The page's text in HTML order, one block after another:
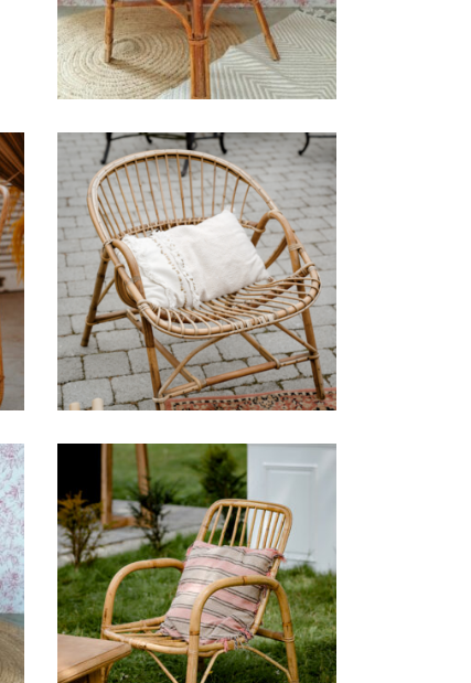
Fauteuil « Gabriel » –
Rotin
25,00€
Fauteuil rotin
Guillaume
25,00€